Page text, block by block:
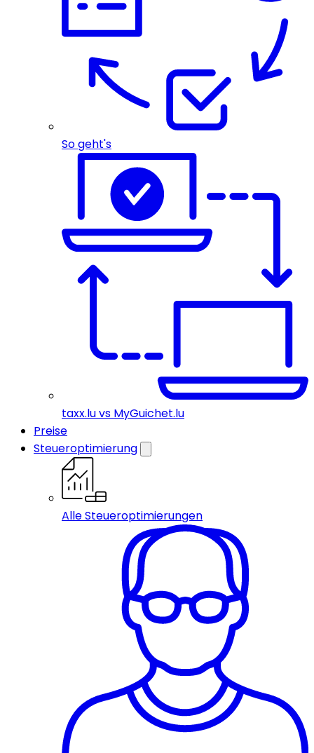
So geht's
taxx.lu vs MyGuichet.lu
Preise
Steueroptimierung
Alle Steueroptimierungen